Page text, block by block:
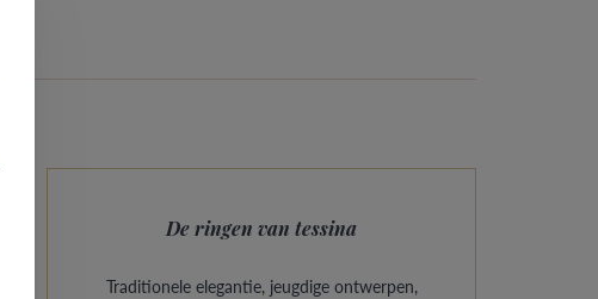
De ringen van tessina
Traditionele elegantie, jeugdige ontwerpen,